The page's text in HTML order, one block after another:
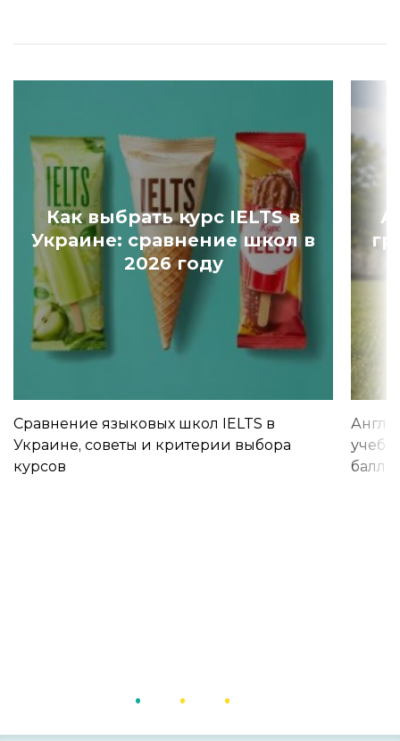
Как выбрать курс IELTS в
Украине: сравнение школ в
2026 году
Сравнение языковых школ IELTS в
Украине, советы и критерии выбора
курсов
учебы
баллы